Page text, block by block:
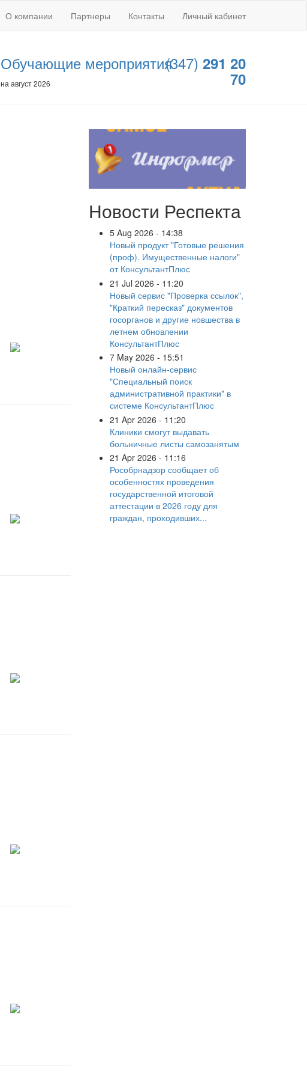
О компании Партнеры Контакты Личный кабинет
Обучающие мероприятия
на август 2026
(347) 291 20
70
Новости Респекта
5 Aug 2026 - 14:38
Новый продукт "Готовые решения
(проф). Имущественные налоги"
от КонсультантПлюс
21 Jul 2026 - 11:20
Новый сервис "Проверка ссылок",
"Краткий пересказ" документов
госорганов и другие новшества в
летнем обновлении
КонсультантПлюс
7 May 2026 - 15:51
Новый онлайн-сервис
"Специальный поиск
административной практики" в
системе КонсультантПлюс
21 Apr 2026 - 11:20
Клиники смогут выдавать
больничные листы самозанятым
21 Apr 2026 - 11:16
Рособрнадзор сообщает об
особенностях проведения
государственной итоговой
аттестации в 2026 году для
граждан, проходивших...